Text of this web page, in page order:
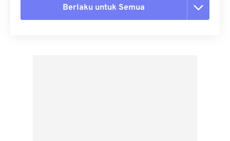
Berlaku untuk Semua